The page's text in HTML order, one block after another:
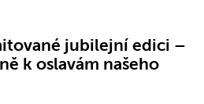
jubilejní edici –
k oslavám našeho